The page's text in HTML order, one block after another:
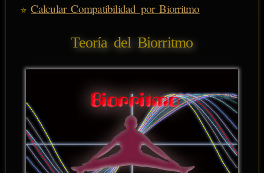
Calcular Compatibilidad por Biorritmo
Teoría del Biorritmo